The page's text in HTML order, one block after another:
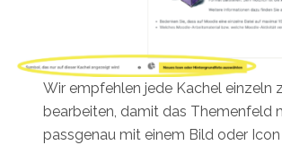
Wir empfehlen jede Kachel einzeln
bearbeiten, damit das Themenfeld
passgenau mit einem Bild oder